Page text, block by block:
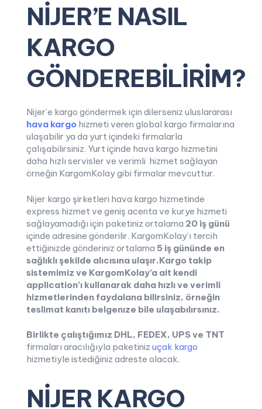
NİJER’E NASIL
KARGO
GÖNDEREBİLİRİM?
Nijer’e kargo göndermek için dilerseniz uluslararası
hava kargo hizmeti veren global kargo firmalarına
ulaşabilir ya da yurt içindeki firmalarla
çalışabilirsiniz. Yurt içinde hava kargo hizmetini
daha hızlı servisler ve verimli hizmet sağlayan
örneğin KargomKolay gibi firmalar mevcuttur.
Nijer kargo şirketleri hava kargo hizmetinde
express hizmet ve geniş acenta ve kurye hizmeti
sağlayamadığı için paketiniz ortalama 20 iş günü
içinde adresine gönderilir. KargomKolay’ı tercih
ettiğinizde gönderiniz ortalama 5 iş gününde en
sağlıklı şekilde alıcısına ulaşır.Kargo takip
sistemimiz ve KargomKolay’a ait kendi
application’ı kullanarak daha hızlı ve verimli
hizmetlerinden faydalana bilirsiniz, örneğin
teslimat kanıtı belgenıze bile ulaşabılırsınız.
Birlikte çalıştığımız DHL, FEDEX, UPS ve TNT
firmaları aracılığıyla paketiniz uçak kargo
hizmetiyle istediğiniz adreste olacak.
NİJER KARGO